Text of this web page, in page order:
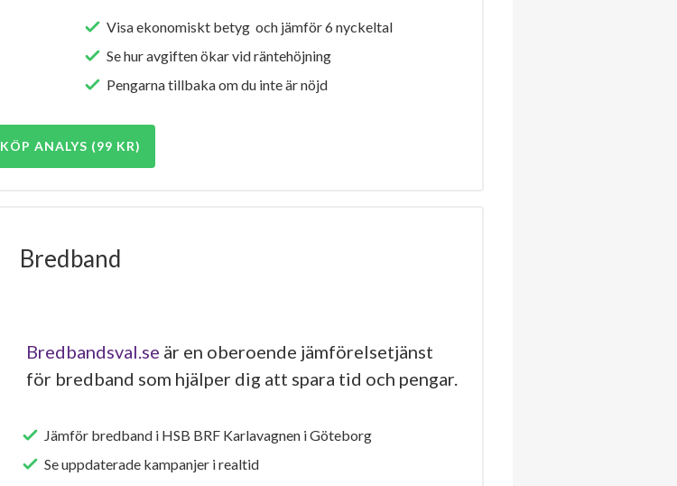
Visa ekonomiskt betyg och jämför 6 nyckeltal
Se hur avgiften ökar vid räntehöjning
Pengarna tillbaka om du inte är nöjd
KÖP ANALYS (99 KR)
Bredband
Bredbandsval.se är en oberoende jämförelsetjänst
för bredband som hjälper dig att spara tid och pengar.
Jämför bredband i HSB BRF Karlavagnen i Göteborg
Se uppdaterade kampanjer i realtid